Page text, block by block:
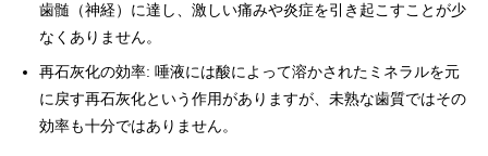
歯髄（神経）に達し、激しい痛みや炎症を引き起こすことが少
なくありません。
再石灰化の効率: 唾液には酸によって溶かされたミネラルを元
に戻す再石灰化という作用がありますが、未熟な歯質ではその
効率も十分ではありません。